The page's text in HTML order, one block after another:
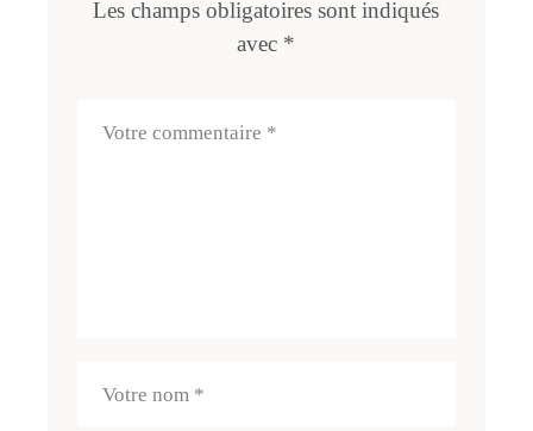
Les champs obligatoires sont indiqués
avec *